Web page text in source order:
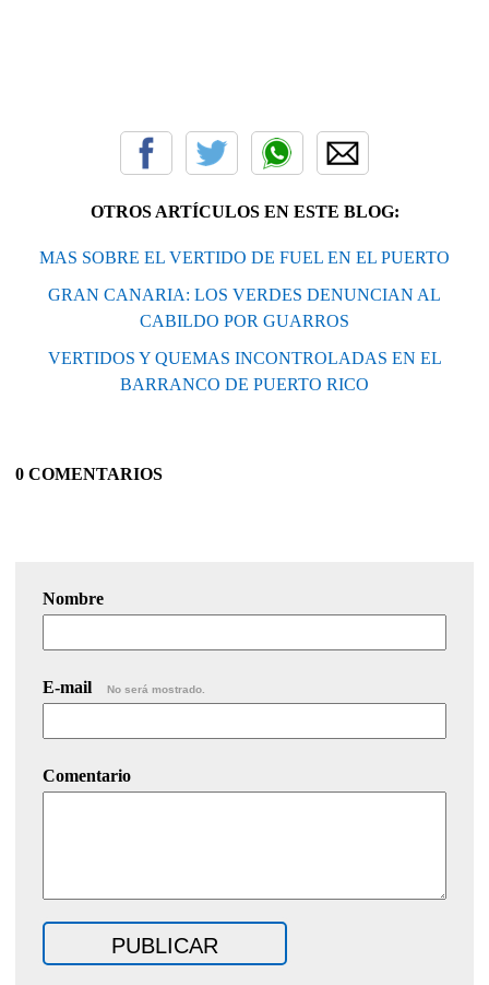
OTROS ARTÍCULOS EN ESTE BLOG:
MAS SOBRE EL VERTIDO DE FUEL EN EL PUERTO
GRAN CANARIA: LOS VERDES DENUNCIAN AL
CABILDO POR GUARROS
VERTIDOS Y QUEMAS INCONTROLADAS EN EL
BARRANCO DE PUERTO RICO
0 COMENTARIOS
Nombre
E-mail No será mostrado.
Comentario